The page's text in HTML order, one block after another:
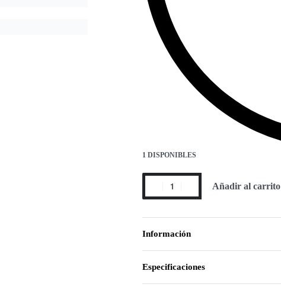
1 DISPONIBLES
Añadir al carrito
Información
Especificaciones